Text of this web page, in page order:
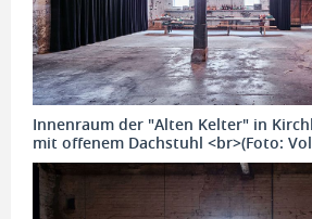
Innenraum der "Alten Kelter" in
mit offenem Dachstuhl <br>(Foto: